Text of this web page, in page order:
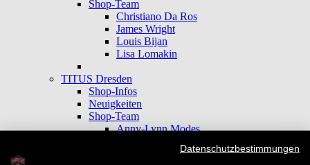
Shop-Team
Christiano Da Ros
James Wright
Louis Bijan
Lisa Lomakin
TITUS Dresden
Shop-Infos
Neuigkeiten
Shop-Team
Anny-Lynn Modes
Cornelius RabeDatenschutzbestimmungen